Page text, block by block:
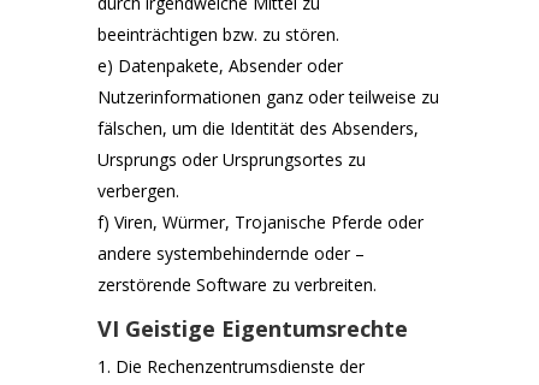
beeinträchtigen bzw. zu stören.
e) Datenpakete, Absender oder
Nutzerinformationen ganz oder teilweise zu
fälschen, um die Identität des Absenders,
Ursprungs oder Ursprungsortes zu
verbergen.
f) Viren, Würmer, Trojanische Pferde oder
andere systembehindernde oder –
zerstörende Software zu verbreiten.
VI Geistige Eigentumsrechte
Die Rechenzentrumsdienste der